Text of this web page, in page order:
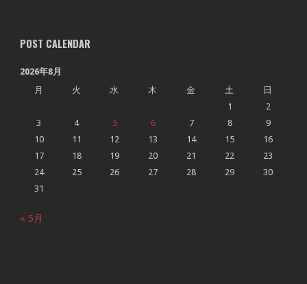
POST CALENDAR
2026年8月
月
火 水 木 金 土
日
1
2
3
4 5 6 7 8
9
10
11 12 13 14 15
16
17
18 19 20 21 22
23
24
25 26 27 28 29
30
31
« 5月